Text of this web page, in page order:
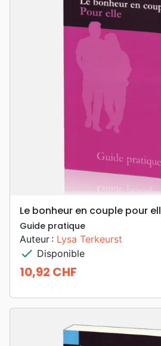
Le bonheur en couple pour
Guide pratique
Auteur : Lysa Terkeurst
check Disponible
Prix
10,92 CHF